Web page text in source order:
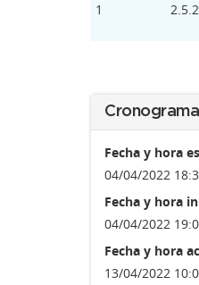
1
2.5.2
Cronograma
Fecha y hora
04/04/2022
Fecha y hora
04/04/2022
Fecha y hora
13/04/2022